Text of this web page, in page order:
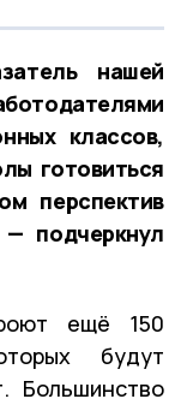
нашей
классов,
готовиться
перспектив
— подчеркнул
ещё 150
будут
Большинство